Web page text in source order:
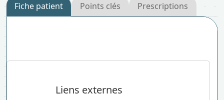
Fiche patient Points clés Prescriptions
Liens externes